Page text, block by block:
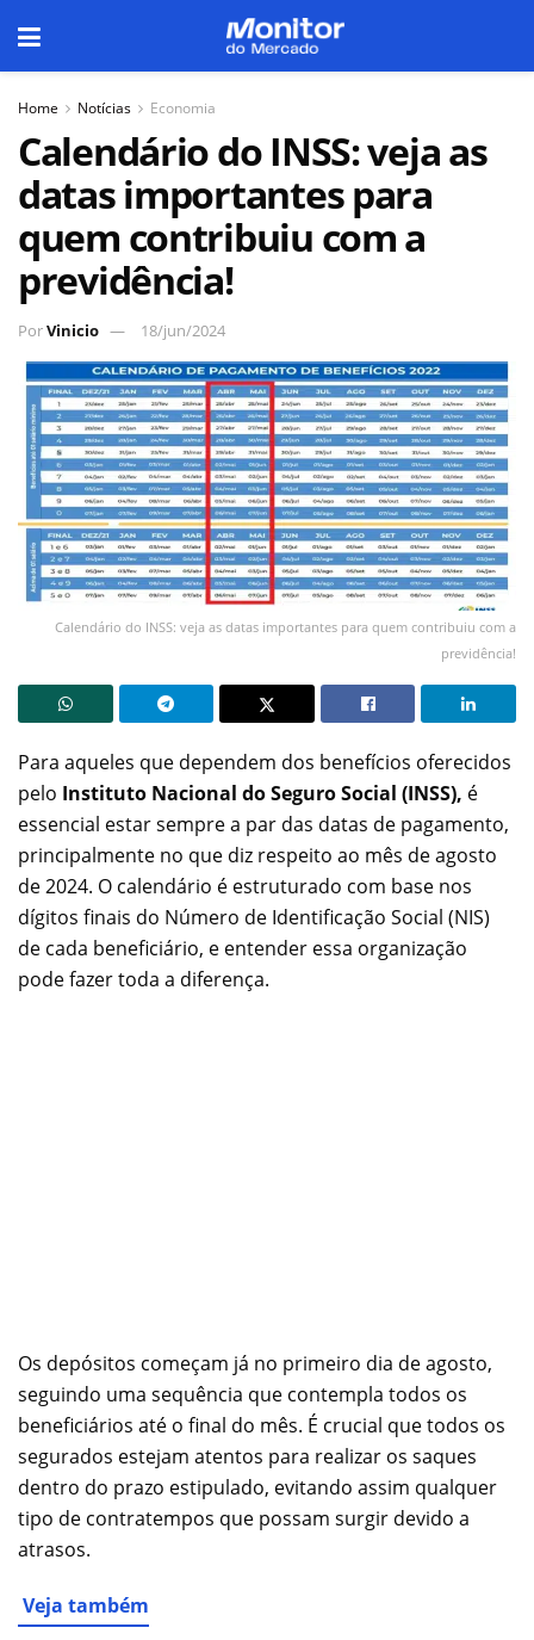
Home Notícias Economia
Calendário do INSS: veja as
datas importantes para
quem contribuiu com a
previdência!
PorVinicio 18/jun/2024
Calendário do INSS: veja as datas importantes para quem contribuiu com a
previdência!
Para aqueles que dependem dos benefícios oferecidos
pelo Instituto Nacional do Seguro Social (INSS), é
essencial estar sempre a par das datas de pagamento,
principalmente no que diz respeito ao mês de agosto
de 2024. O calendário é estruturado com base nos
dígitos finais do Número de Identificação Social (NIS)
de cada beneficiário, e entender essa organização
pode fazer toda a diferença.
Os depósitos começam já no primeiro dia de agosto,
seguindo uma sequência que contempla todos os
beneficiários até o final do mês. É crucial que todos os
segurados estejam atentos para realizar os saques
dentro do prazo estipulado, evitando assim qualquer
tipo de contratempos que possam surgir devido a
atrasos.
Veja também